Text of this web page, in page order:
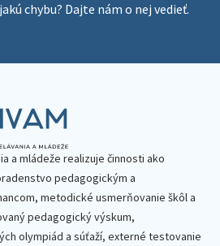
chybu? Dajte nám o nej vedieť.
a mládeže realizuje činnosti ako
pedagogickým a
metodické usmerňovanie škôl a
pedagogický výskum,
olympiád a súťaží, externé testovanie